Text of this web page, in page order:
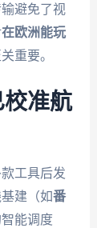
避免了视
在欧洲能玩
重要。
准航
工具后发
建（如番
能调度